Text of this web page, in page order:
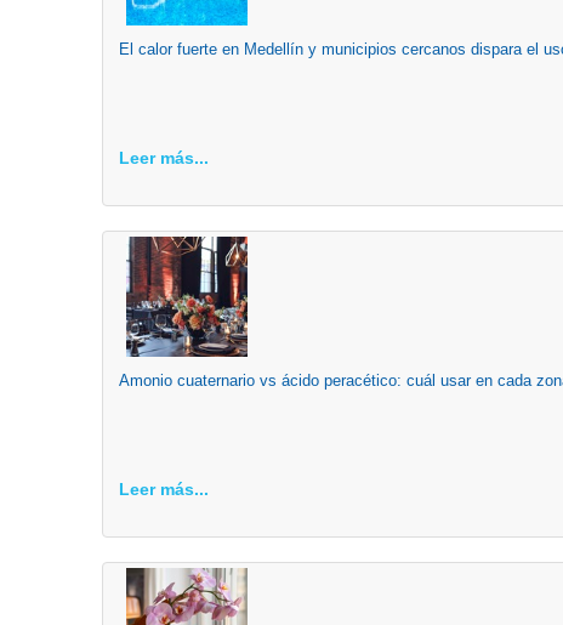
El calor fuerte en Medellín y municipios cercanos dispara el
Leer más...
Amonio cuaternario vs ácido peracético: cuál usar en cada
Leer más...